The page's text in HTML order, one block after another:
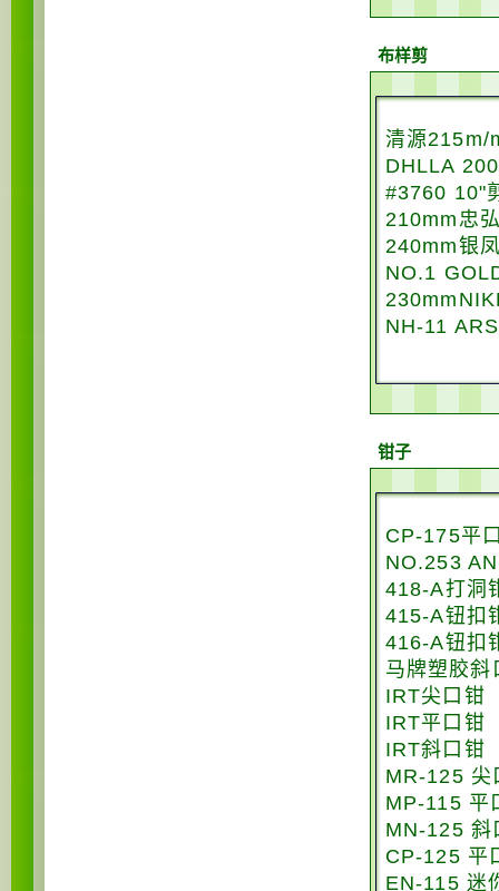
布样剪
清源215m/
DHLLA
#3760 10"
210mm忠
240mm银
NO.1
NH-11
钳子
CP-175平
NO.253
418-A打洞
415-A钮扣
416-A钮扣
马牌塑胶
IRT尖口钳
IRT平口钳
IRT斜口钳
MR-125 尖
MP-115 平
MN-125 斜
CP-125 平
EN-115 迷